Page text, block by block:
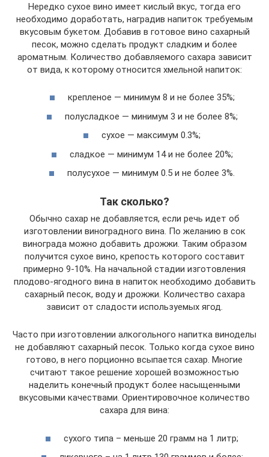
Нередко сухое вино имеет кислый вкус, тогда его
необходимо доработать, наградив напиток требуемым
вкусовым букетом. Добавив в готовое вино сахарный
песок, можно сделать продукт сладким и более
ароматным. Количество добавляемого сахара зависит
от вида, к которому относится хмельной напиток:
крепленое — минимум 8 и не более 35%;
полусладкое — минимум 3 и не более 8%;
сухое — максимум 0.3%;
сладкое — минимум 14 и не более 20%;
полусухое — минимум 0.5 и не более 3%.
Так сколько?
Обычно сахар не добавляется, если речь идет об
изготовлении виноградного вина. По желанию в сок
винограда можно добавить дрожжи. Таким образом
получится сухое вино, крепость которого составит
примерно 9-10%. На начальной стадии изготовления
плодово-ягодного вина в напиток необходимо добавить
сахарный песок, воду и дрожжи. Количество сахара
зависит от сладости используемых ягод.
Часто при изготовлении алкогольного напитка виноделы
не добавляют сахарный песок. Только когда сухое вино
готово, в него порционно всыпается сахар. Многие
считают такое решение хорошей возможностью
наделить конечный продукт более насыщенными
вкусовыми качествами. Ориентировочное количество
сахара для вина:
сухого типа – меньше 20 грамм на 1 литр;